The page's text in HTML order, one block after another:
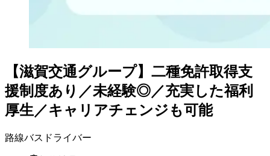
【滋賀交通グループ】二種免許取得支
援制度あり／未経験◎／充実した福利
厚生／キャリアチェンジも可能
路線バスドライバー